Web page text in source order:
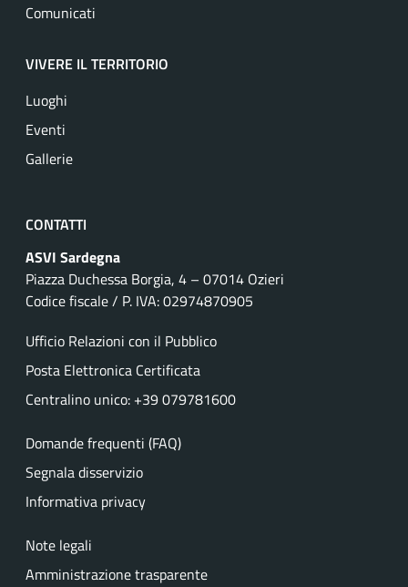
Comunicati
VIVERE IL TERRITORIO
Luoghi
Eventi
Gallerie
CONTATTI
ASVI Sardegna
Piazza Duchessa Borgia, 4 – 07014 Ozieri
Codice fiscale / P. IVA: 02974870905
Ufficio Relazioni con il Pubblico
Posta Elettronica Certificata
Centralino unico: +39 079781600
Domande frequenti (FAQ)
Segnala disservizio
Informativa privacy
Note legali
Amministrazione trasparente